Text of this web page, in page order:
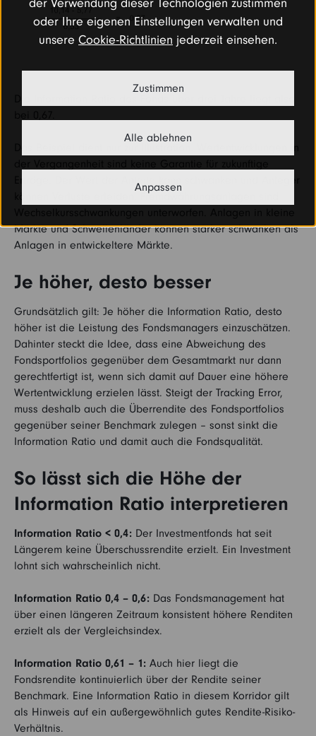
Erträge. Der Wert der Anteile kann schwanken und Anleger
können Verluste erleiden. Fremdwährungsanlagen sind
Märkte und Schwellenländer können stärker schwanken als
Anlagen in entwickeltere Märkte.
Je höher, desto besser
Grundsätzlich gilt: Je höher die Information Ratio, desto
höher ist die Leistung des Fondsmanagers einzuschätzen.
Dahinter steckt die Idee, dass eine Abweichung des
Fondsportfolios gegenüber dem Gesamtmarkt nur dann
gerechtfertigt ist, wenn sich damit auf Dauer eine höhere
Wertentwicklung erzielen lässt. Steigt der Tracking Error,
muss deshalb auch die Überrendite des Fondsportfolios
gegenüber seiner Benchmark zulegen – sonst sinkt die
Information Ratio und damit auch die Fondsqualität.
So lässt sich die Höhe der
Information Ratio interpretieren
Information Ratio < 0,4: Der Investmentfonds hat seit
Längerem keine Überschussrendite erzielt. Ein Investment
lohnt sich wahrscheinlich nicht.
Information Ratio 0,4 – 0,6: Das Fondsmanagement hat
über einen längeren Zeitraum konsistent höhere Renditen
erzielt als der Vergleichsindex.
Information Ratio 0,61 – 1: Auch hier liegt die
Fondsrendite kontinuierlich über der Rendite seiner
Benchmark. Eine Information Ratio in diesem Korridor gilt
als Hinweis auf ein außergewöhnlich gutes Rendite-Risiko-
Verhältnis.
oder Ihre eigenen Einstellungen verwalten und
unsere Cookie-Richtlinien jederzeit einsehen.
Zustimmen
Alle ablehnen
Anpassen